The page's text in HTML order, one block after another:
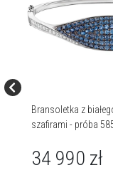
Bransoletka z
szafirami - próba
34 990 zł